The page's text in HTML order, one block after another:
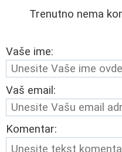
Trenutno nema
Vaše ime:
Vaš email:
Komentar: